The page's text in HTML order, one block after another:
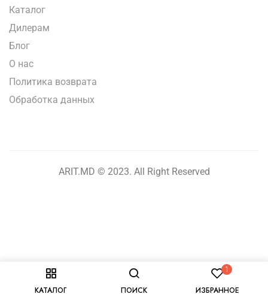
КАТАЛОГ ПОИСК
1
ИЗБРАННОЕ
Каталог
Дилерам
Блог
О нас
Политика возврата
Обработка данных
ARIT.MD © 2023. All Right Reserved